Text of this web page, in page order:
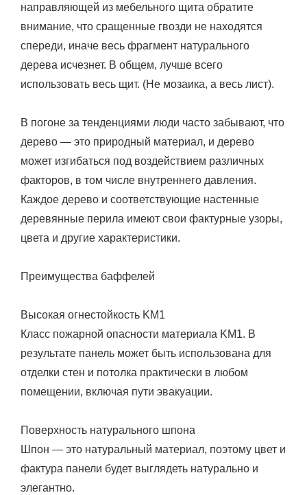
направляющей из мебельного щита обратите
внимание, что сращенные гвозди не находятся
спереди, иначе весь фрагмент натурального
дерева исчезнет. В общем, лучше всего
использовать весь щит. (Не мозаика, а весь лист).
В погоне за тенденциями люди часто забывают, что
дерево — это природный материал, и дерево
может изгибаться под воздействием различных
факторов, в том числе внутреннего давления.
Каждое дерево и соответствующие настенные
деревянные перила имеют свои фактурные узоры,
цвета и другие характеристики.
Преимущества баффелей
Высокая огнестойкость KM1
Класс пожарной опасности материала KM1. В
результате панель может быть использована для
отделки стен и потолка практически в любом
помещении, включая пути эвакуации.
Поверхность натурального шпона
Шпон — это натуральный материал, поэтому цвет и
фактура панели будет выглядеть натурально и
элегантно.